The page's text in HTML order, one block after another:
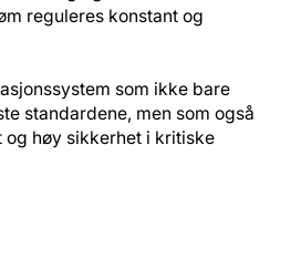
reguleres konstant og
som ikke bare
standardene, men som også
høy sikkerhet i kritiske